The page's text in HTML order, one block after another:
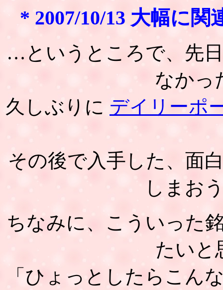
* 2007/10/13 大幅に
…というところで、先
なかっ
久しぶりに デイリーポ
その後で入手した、面
しまお
ちなみに、こういった
たいと
「ひょっとしたらこん